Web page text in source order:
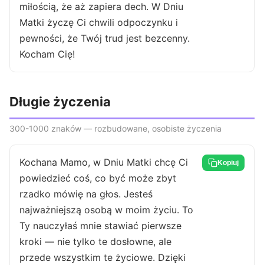
miłością, że aż zapiera dech. W Dniu
Matki życzę Ci chwili odpoczynku i
pewności, że Twój trud jest bezcenny.
Kocham Cię!
Długie życzenia
300-1000 znaków — rozbudowane, osobiste życzenia
Kochana Mamo, w Dniu Matki chcę Ci
powiedzieć coś, co być może zbyt
rzadko mówię na głos. Jesteś
najważniejszą osobą w moim życiu. To
Ty nauczyłaś mnie stawiać pierwsze
kroki — nie tylko te dosłowne, ale
przede wszystkim te życiowe. Dzięki
Kopiuj